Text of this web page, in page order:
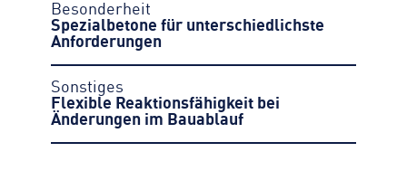
Besonderheit
Spezialbetone für unterschiedlichste
Anforderungen
Sonstiges
Flexible Reaktionsfähigkeit bei
Änderungen im Bauablauf